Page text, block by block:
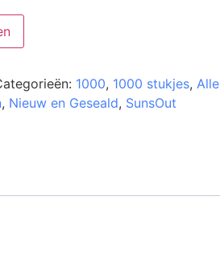
1000, 1000 stukjes, Alle
, Nieuw en Geseald, SunsOut